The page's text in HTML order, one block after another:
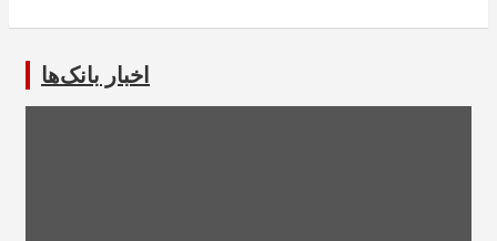
اخبار بانک‌ها